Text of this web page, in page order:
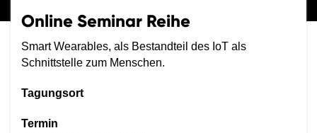
Online Seminar Reihe
Smart Wearables, als Bestandteil des IoT als
Schnittstelle zum Menschen.
Tagungsort
Termin